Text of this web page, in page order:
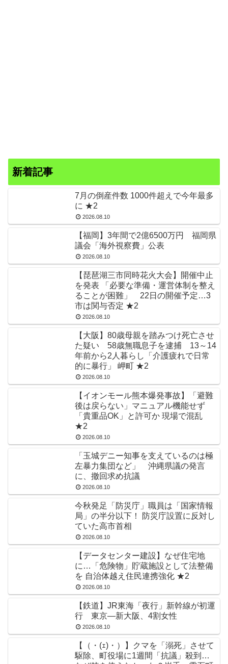
新着記事
7月の倒産件数 1000件超えで今年最多
に ★2
2026.08.10
【福岡】3年間で2億6500万円 福岡県
議会「海外視察費」公表
2026.08.10
【琵琶湖三市同時花火大会】開催中止
を発表 「必要な準備・運営体制を整え
ることが困難」 22日の開催予定…3
市は関与否定 ★2
2026.08.10
【大阪】80歳母親を踏みつけ死亡させ
た疑い 58歳無職息子を逮捕 13～14
年前から2人暮らし「介護疲れで日常
的に暴行」 岬町 ★2
2026.08.10
【イオンモール熊本爆発事故】「避難
後は戻らない」マニュアル機能せず
「貴重品OK」と許可か 現場で混乱
★2
2026.08.10
「玉城デニー知事を支えているのは極
左暴力集団など」 沖縄県議の発言
に、撤回求め抗議
2026.08.10
今秋発足「防災庁」職員は「国家情報
局」の半分以下！ 防災庁設置に反対し
ていた高市首相
2026.08.10
【データセンター建設】なぜ住宅地
に…「危険物」貯蔵施設として法整備
を 自治体越え住民連携強化 ★2
2026.08.10
【鉄道】JR東海「夜行」新幹線が初運
行 東京―新大阪、4割女性
2026.08.10
【（・(ｪ)・）】クマを「溺死」させて
駆除、町役場に1週間「抗議」殺到…